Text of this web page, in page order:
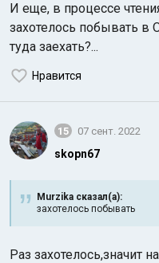
И еще, в процессе
захотелось побывать в
туда заехать?...
Нравится
15 07 сент. 2022
skopn67
Murzika сказал(а):
захотелось побывать
Раз захотелось,значит